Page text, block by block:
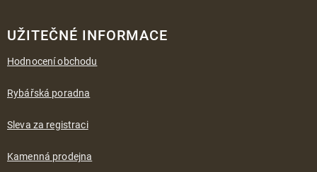
UŽITEČNÉ INFORMACE
Hodnocení obchodu
Rybářská poradna
Sleva za registraci
Kamenná prodejna